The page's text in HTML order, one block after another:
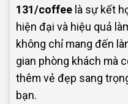
131/coffee là sự kết
hiện đại và hiệu quả
không chỉ mang đến
gian phòng khách mà
thêm vẻ đẹp sang
bạn.